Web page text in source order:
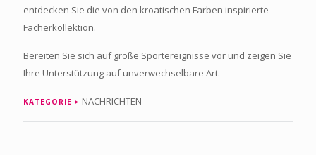
entdecken Sie die von den kroatischen Farben inspirierte
Fächerkollektion.
Bereiten Sie sich auf große Sportereignisse vor und zeigen Sie
Ihre Unterstützung auf unverwechselbare Art.
KATEGORIE NACHRICHTEN